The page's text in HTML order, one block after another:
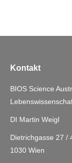
Kontakt
BIOS Science
DI Martin Weigl
Dietrichgasse 27 /
1030 Wien